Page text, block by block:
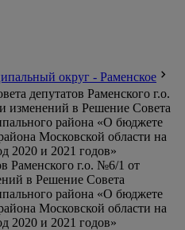
округ - Раменское
депутатов Раменского г.о.
изменений в Решение Совета
района «О бюджете
Московской области на
2020 и 2021 годов»
Раменского г.о. №6/1 от
в Решение Совета
района «О бюджете
Московской области на
2020 и 2021 годов»